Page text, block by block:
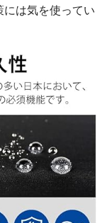
には気を使ってい